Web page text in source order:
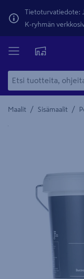
Tietoturvatiedote:
K-ryhmän
Maalit / Sisämaalit /
Yksityiskohtainen